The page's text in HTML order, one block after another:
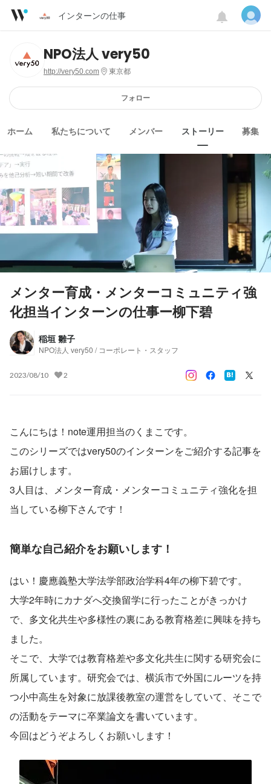
インターンの仕事
NPO法人 very50
http://very50.com 東京都
フォロー
ホーム 私たちについて メンバー ストーリー 募集
メンター育成・メンターコミュニティ強
化担当インターンの仕事ー柳下碧
稲垣 雛子
NPO法人 very50 / コーポレート・スタッフ
2023/08/10 2
こんにちは！note運用担当のくまこです。
このシリーズではvery50のインターンをご紹介する記事を
お届けします。
3人目は、メンター育成・メンターコミュニティ強化を担
当している柳下さんです！
簡単な自己紹介をお願いします！
はい！慶應義塾大学法学部政治学科4年の柳下碧です。
大学2年時にカナダへ交換留学に行ったことがきっかけ
で、多文化共生や多様性の裏にある教育格差に興味を持ち
ました。
そこで、大学では教育格差や多文化共生に関する研究会に
所属しています。研究会では、横浜市で外国にルーツを持
つ小中高生を対象に放課後教室の運営をしていて、そこで
の活動をテーマに卒業論文を書いています。
今回はどうぞよろしくお願いします！